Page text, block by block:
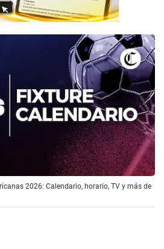
2026: Calendario, horario, TV y más de